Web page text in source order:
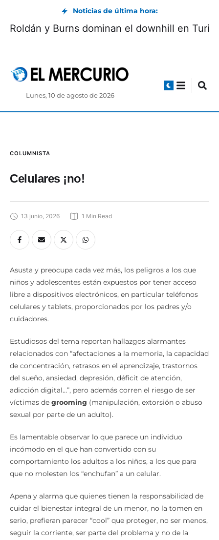
Noticias de última hora:
Roldán y Burns dominan el downhill en Turi
Lunes, 10 de agosto de 2026
COLUMNISTA
Celulares ¡no!
13 junio, 2026 1 Min Read
Asusta y preocupa cada vez más, los peligros a los que
niños y adolescentes están expuestos por tener acceso
libre a dispositivos electrónicos, en particular teléfonos
celulares y tablets, proporcionados por los padres y/o
cuidadores.
Estudiosos del tema reportan hallazgos alarmantes
relacionados con “afectaciones a la memoria, la capacidad
de concentración, retrasos en el aprendizaje, trastornos
del sueño, ansiedad, depresión, déficit de atención,
adicción digital…”, pero además corren el riesgo de ser
víctimas de grooming (manipulación, extorsión o abuso
sexual por parte de un adulto).
Es lamentable observar lo que parece un individuo
incómodo en el que han convertido con su
comportamiento los adultos a los niños, a los que para
que no molesten los “enchufan” a un celular.
Apena y alarma que quienes tienen la responsabilidad de
cuidar el bienestar integral de un menor, no la tomen en
serio, prefieran parecer “cool” que proteger, no ser menos,
seguir la corriente, ser parte del problema y no de la